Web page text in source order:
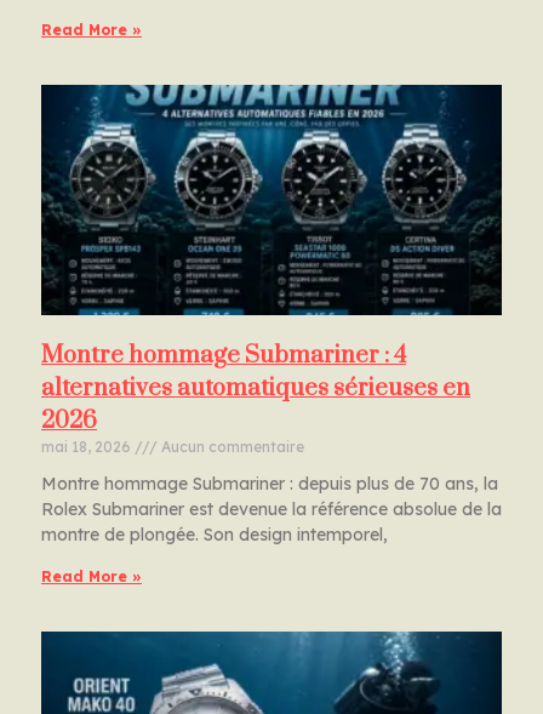
Read More »
Montre hommage Submariner : 4
alternatives automatiques sérieuses en
2026
mai 18, 2026 Aucun commentaire
Montre hommage Submariner : depuis plus de 70 ans, la
Rolex Submariner est devenue la référence absolue de la
montre de plongée. Son design intemporel,
Read More »